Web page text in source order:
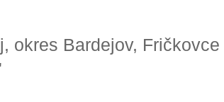
okres Bardejov, Fričkovce